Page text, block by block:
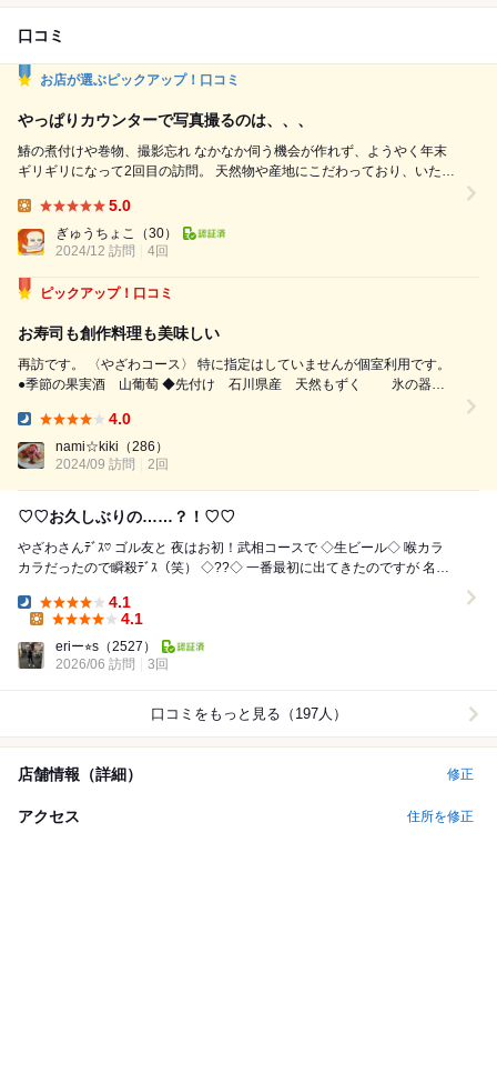
口コミ
お店が選ぶピックアップ！口コミ
やっぱりカウンターで写真撮るのは、、、
鰆の煮付けや巻物、撮影忘れ なかなか伺う機会が作れず、ようやく年末
ギリギリになって2回目の訪問。 天然物や産地にこだわっており、いただ
しく、全くストレスなく楽しめました。 お陰で良い年を迎えられそ
うです。 ※前回写真を撮らず後悔しましたが、今回はやはり写真なん
5.0
ぎゅうちょこ
（30）
2024/12 訪問
4回
ピックアップ！口コミ
お寿司も創作料理も美味しい
再訪です。 〈やざわコース〉 特に指定はしていませんが個室利用です。
●季節の果実酒 山葡萄 ◆先付け 石川県産 天然もずく 氷の器が
4.0
nami☆kiki （286）
2024/09 訪問
2回
♡♡お久しぶりの……？！♡♡
やざわさんﾃﾞｽ♡ ゴル友と 夜はお初！武相コースで ◇生ビール◇ 喉カラ
カラだったので瞬殺ﾃﾞｽ（笑） ◇??◇ 一番最初に出てきたのですが 名前
Dinner:
4.1
4.1
eriー⭐︎s （2527）
2026/06 訪問
3回
口コミをもっと見る（197人）
店舗情報（詳細） 修正
アクセス 住所を修正